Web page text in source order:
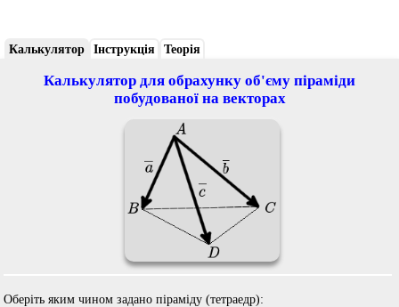
Калькулятор Інструкція Теорія
Калькулятор для обрахунку об'єму піраміди
побудованої на векторах
Оберіть яким чином задано піраміду (тетраедр):